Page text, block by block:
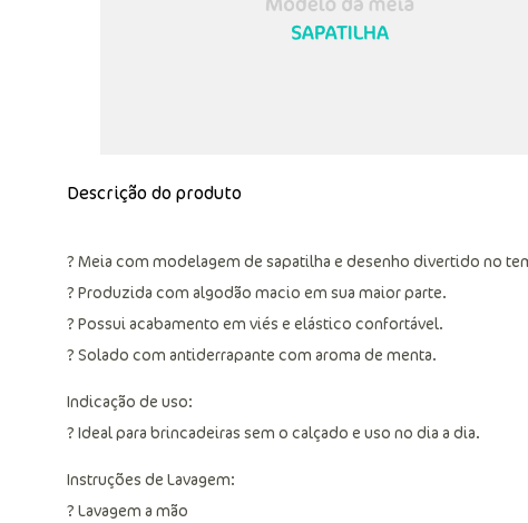
Descrição do produto
? Meia com modelagem de sapatilha e desenho divertido no
? Produzida com algodão macio em sua maior parte.
? Possui acabamento em viés e elástico confortável.
? Solado com antiderrapante com aroma de menta.
Indicação de uso:
? Ideal para brincadeiras sem o calçado e uso no dia a dia.
Instruções de Lavagem:
? Lavagem a mão